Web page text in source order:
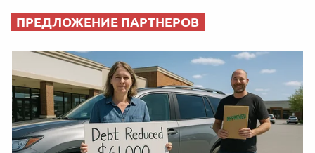
ПРЕДЛОЖЕНИЕ ПАРТНЕРОВ